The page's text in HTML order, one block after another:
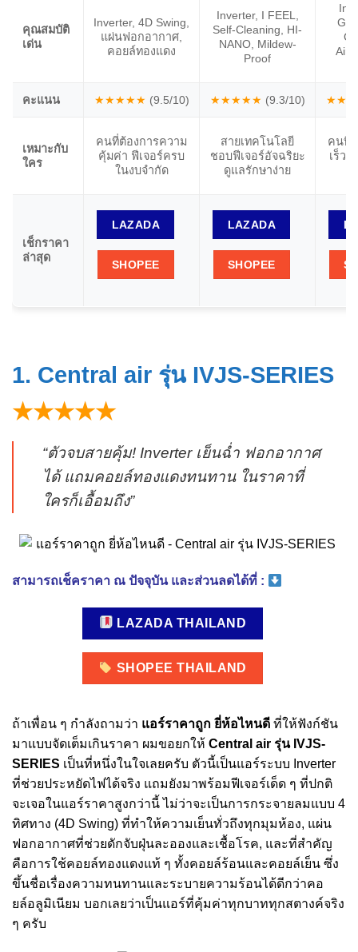
คุณสมบัติ
เด่น
Inverter, 4D Swing,
แผ่นฟอกอากาศ,
คอยล์ทองแดง
Inverter, I FEEL,
Self-Cleaning, HI-
NANO, Mildew-
Proof
คะแนน ★★★★★ (9.5/10) ★★★★★ (9.3/10)
เหมาะกับ
ใคร
คนที่ต้องการความ
คุ้มค่า ฟีเจอร์ครบ
ในงบจำกัด
สายเทคโนโลยี
ชอบฟีเจอร์อัจฉริยะ
ดูแลรักษาง่าย
คนที่
เร็ว
เช็กราคา
ล่าสุด
LAZADA
SHOPEE
LAZADA
SHOPEE
1. Central air รุ่น IVJS-SERIES
★★★★★
“ตัวจบสายคุ้ม! Inverter เย็นฉ่ำ ฟอกอากาศ
ได้ แถมคอยล์ทองแดงทนทาน ในราคาที่
ใครก็เอื้อมถึง”
สามารถเช็คราคา ณ ปัจจุบัน และส่วนลดได้ที่ :
LAZADA THAILAND
SHOPEE THAILAND
ถ้าเพื่อน ๆ กำลังถามว่า แอร์ราคาถูก ยี่ห้อไหนดี ที่ให้ฟังก์ชัน
มาแบบจัดเต็มเกินราคา ผมขอยกให้ Central air รุ่น IVJS-
SERIES เป็นที่หนึ่งในใจเลยครับ ตัวนี้เป็นแอร์ระบบ Inverter
ที่ช่วยประหยัดไฟได้จริง แถมยังมาพร้อมฟีเจอร์เด็ด ๆ ที่ปกติ
จะเจอในแอร์ราคาสูงกว่านี้ ไม่ว่าจะเป็นการกระจายลมแบบ 4
ทิศทาง (4D Swing) ที่ทำให้ความเย็นทั่วถึงทุกมุมห้อง, แผ่น
ฟอกอากาศที่ช่วยดักจับฝุ่นละอองและเชื้อโรค, และที่สำคัญ
คือการใช้คอยล์ทองแดงแท้ ๆ ทั้งคอยล์ร้อนและคอยล์เย็น ซึ่ง
ขึ้นชื่อเรื่องความทนทานและระบายความร้อนได้ดีกว่าคอ
ยล์อลูมิเนียม บอกเลยว่าเป็นแอร์ที่คุ้มค่าทุกบาททุกสตางค์จริง
ๆ ครับ